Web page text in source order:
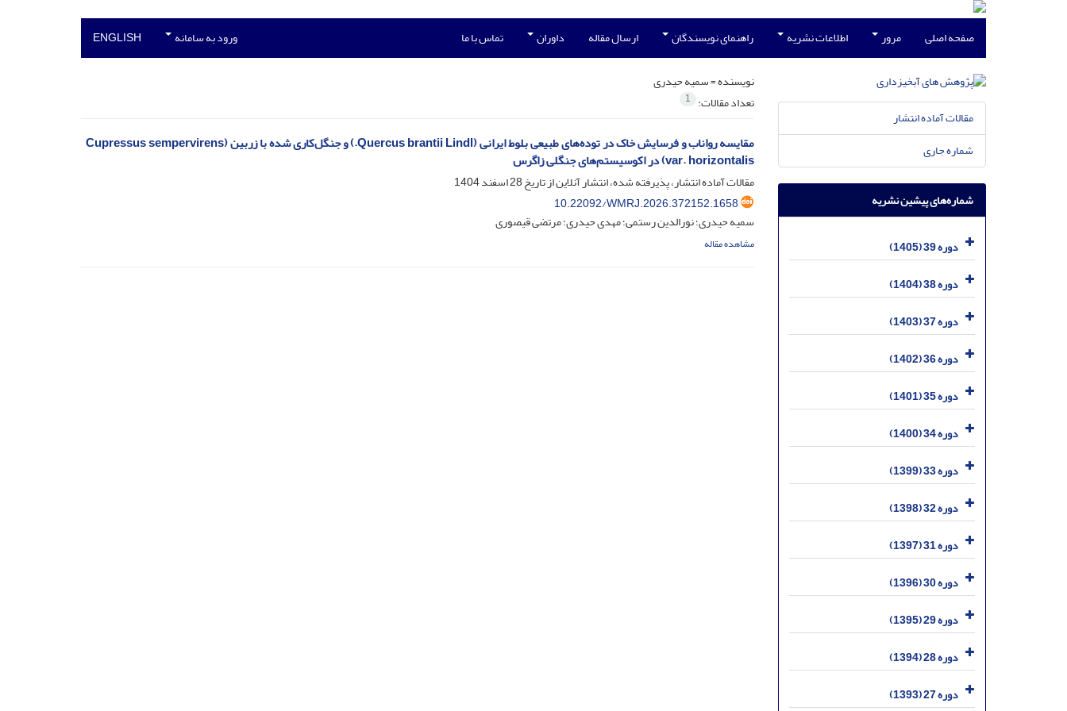
صفحه اصلی مرور اطلاعات نشریه راهنمای نویسندگان ارسال مقاله داوران تماس با ما ورود به سامانه ENGLISH
نویسنده =سمیه حیدری
تعداد مقالات: 1
مقایسه رواناب و فرسایش خاک در توده‌های طبیعی بلوط ایرانی (Quercus brantii Lindl.) و جنگل‌کاری شده با زربین (Cupressus sempervirens
var. horizontalis) در اکوسیستم‌های جنگلی زاگرس
مقالات آماده انتشار، پذیرفته شده، انتشار آنلاین از تاریخ28 اسفند 1404
10.22092/WMRJ.2026.372152.1658
سمیه حیدری؛ نورالدین رستمی؛ مهدی حیدری؛ مرتضی قیصوری
مشاهده مقاله
مقالات آماده انتشار
شماره جاری
شماره‌های پیشین نشریه
دوره 39 (1405)
دوره 38 (1404)
دوره 37 (1403)
دوره 36 (1402)
دوره 35 (1401)
دوره 34 (1400)
دوره 33 (1399)
دوره 32 (1398)
دوره 31 (1397)
دوره 30 (1396)
دوره 29 (1395)
دوره 28 (1394)
دوره 27 (1393)